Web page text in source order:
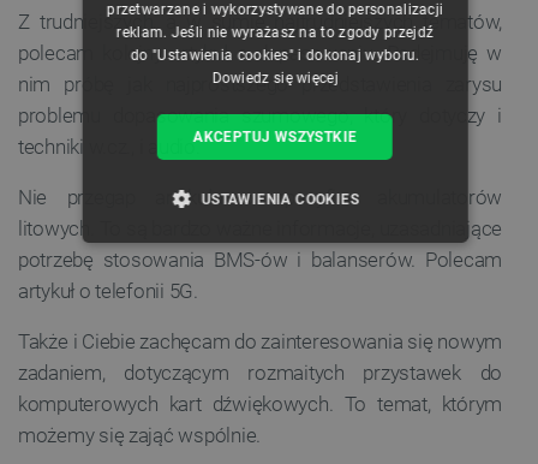
Z trudniejszych, a w sumie najtrudniejszych tematów,
polecam kolejny artykuł o dopasowaniu. Podejmuję w
nim próbę jak najprostszego przedstawienia zarysu
problemu dopasowania szumowego, który dotyczy i
techniki w.cz., i audio.
Nie przegap artykułu o specyfice akumulatorów
litowych. To są bardzo ważne informacje, uzasadniające
potrzebę stosowania BMS-ów i balanserów. Polecam
artykuł o telefonii 5G.
Także i Ciebie zachęcam do zainteresowania się nowym
zadaniem, dotyczącym rozmaitych przystawek do
komputerowych kart dźwiękowych. To temat, którym
możemy się zająć wspólnie.
przetwarzane i wykorzystywane do personalizacji
reklam. Jeśli nie wyrażasz na to zgody przejdź
do "Ustawienia cookies" i dokonaj wyboru.
Dowiedz się więcej
AKCEPTUJ WSZYSTKIE
USTAWIENIA COOKIES
NIEZBĘDNE WYDAJNOŚĆ
FUNKCJONALNOŚĆ